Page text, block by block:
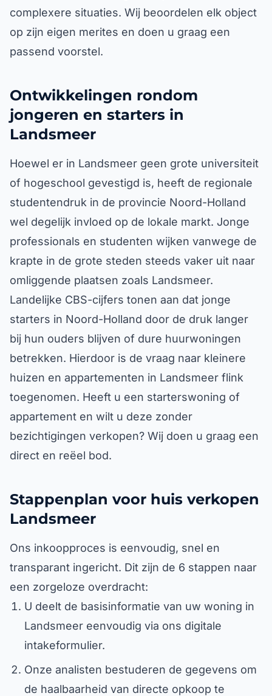
complexere situaties. Wij beoordelen elk object
op zijn eigen merites en doen u graag een
passend voorstel.
Ontwikkelingen rondom
jongeren en starters in
Landsmeer
Hoewel er in Landsmeer geen grote universiteit
of hogeschool gevestigd is, heeft de regionale
studentendruk in de provincie Noord-Holland
wel degelijk invloed op de lokale markt. Jonge
professionals en studenten wijken vanwege de
krapte in de grote steden steeds vaker uit naar
omliggende plaatsen zoals Landsmeer.
Landelijke CBS-cijfers tonen aan dat jonge
starters in Noord-Holland door de druk langer
bij hun ouders blijven of dure huurwoningen
betrekken. Hierdoor is de vraag naar kleinere
huizen en appartementen in Landsmeer flink
toegenomen. Heeft u een starterswoning of
appartement en wilt u deze zonder
bezichtigingen verkopen? Wij doen u graag een
direct en reëel bod.
Stappenplan voor huis verkopen
Landsmeer
Ons inkoopproces is eenvoudig, snel en
transparant ingericht. Dit zijn de 6 stappen naar
een zorgeloze overdracht:
U deelt de basisinformatie van uw woning in
Landsmeer eenvoudig via ons digitale
intakeformulier.
Onze analisten bestuderen de gegevens om
de haalbaarheid van directe opkoop te